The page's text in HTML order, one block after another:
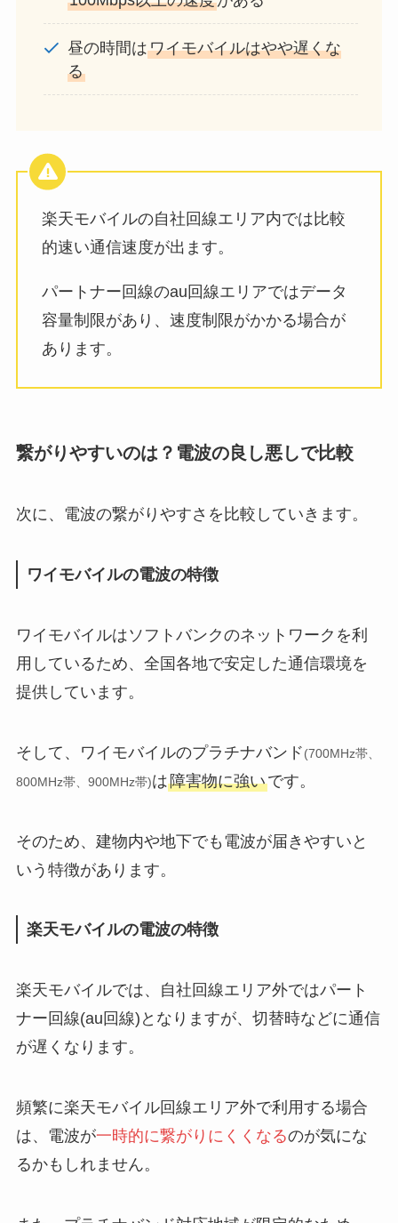
昼の時間はワイモバイルはやや遅くな
る
楽天モバイルの自社回線エリア内では比較
的速い通信速度が出ます。
パートナー回線のau回線エリアではデータ
容量制限があり、速度制限がかかる場合が
あります。
繋がりやすいのは？電波の良し悪しで比較
次に、電波の繋がりやすさを比較していきます。
ワイモバイルの電波の特徴
ワイモバイルはソフトバンクのネットワークを利
用しているため、全国各地で安定した通信環境を
提供しています。
そして、ワイモバイルのプラチナバンド(700MHz帯、
800MHz帯、900MHz帯)は障害物に強いです。
そのため、建物内や地下でも電波が届きやすいと
いう特徴があります。
楽天モバイルの電波の特徴
楽天モバイルでは、自社回線エリア外ではパート
ナー回線(au回線)となりますが、切替時などに通信
が遅くなります。
頻繁に楽天モバイル回線エリア外で利用する場合
は、電波が一時的に繋がりにくくなるのが気にな
るかもしれません。